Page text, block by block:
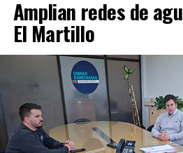
Amplian redes de
El Martillo